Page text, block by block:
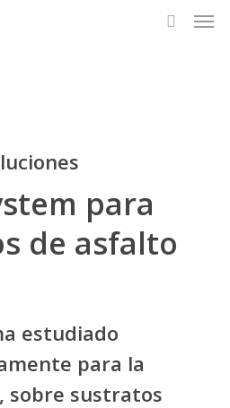
para
de asfalto
estudiado
para la
sobre sustratos